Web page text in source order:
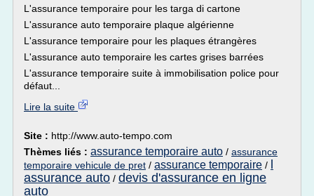
L'assurance temporaire pour les targa di cartone
L'assurance auto temporaire plaque algérienne
L'assurance temporaire pour les plaques étrangères
L'assurance auto temporaire les cartes grises barrées
L'assurance temporaire suite à immobilisation police pour
défaut...
Lire la suite
Site : http://www.auto-tempo.com
Thèmes liés : assurance temporaire auto / assurance
temporaire vehicule de pret / assurance temporaire /
assurance auto / devis d'assurance en ligne
auto